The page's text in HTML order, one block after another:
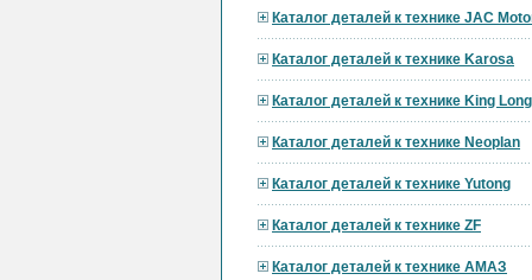
Каталог деталей к технике JAC
Каталог деталей к технике Karosa
Каталог деталей к технике King Long
Каталог деталей к технике Neoplan
Каталог деталей к технике Yutong
Каталог деталей к технике ZF
Каталог деталей к технике АМАЗ